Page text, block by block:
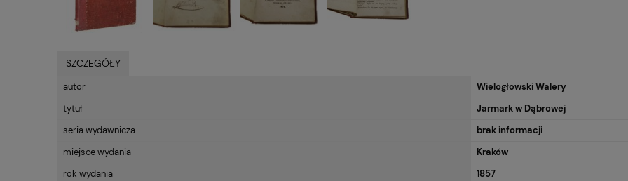
SZCZEGÓŁY
autor
Wielogłowski Walery
tytuł
Jarmark w Dąbrowej
seria wydawnicza
brak informacji
miejsce wydania
Kraków
rok wydania
1857